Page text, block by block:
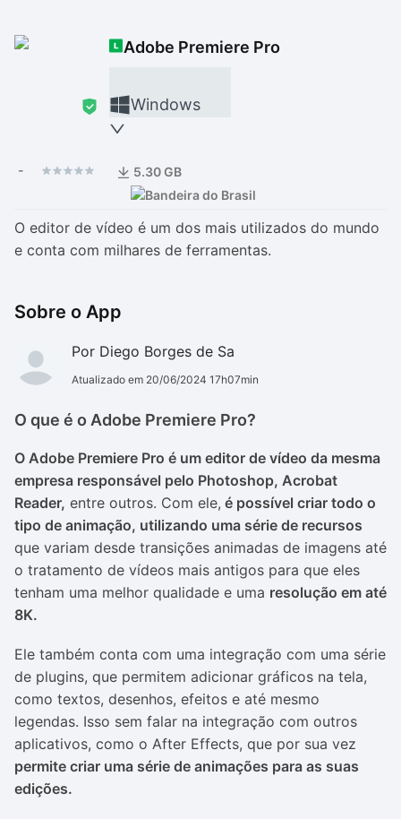
Adobe Premiere Pro
Windows
- 5.30 GB
O editor de vídeo é um dos mais utilizados do mundo
e conta com milhares de ferramentas.
Sobre o App
Por Diego Borges de Sa
Atualizado em 20/06/2024 17h07min
O que é o Adobe Premiere Pro?
O Adobe Premiere Pro é um editor de vídeo da mesma
empresa responsável pelo Photoshop, Acrobat
Reader, entre outros. Com ele, é possível criar todo o
tipo de animação, utilizando uma série de recursos
que variam desde transições animadas de imagens até
o tratamento de vídeos mais antigos para que eles
tenham uma melhor qualidade e uma resolução em até
8K.
Ele também conta com uma integração com uma série
de plugins, que permitem adicionar gráficos na tela,
como textos, desenhos, efeitos e até mesmo
legendas. Isso sem falar na integração com outros
aplicativos, como o After Effects, que por sua vez
permite criar uma série de animações para as suas
edições.